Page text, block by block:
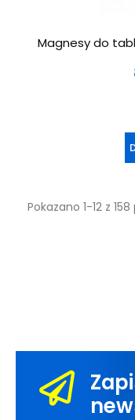
Magnesy do
Pokazano 1-12 z